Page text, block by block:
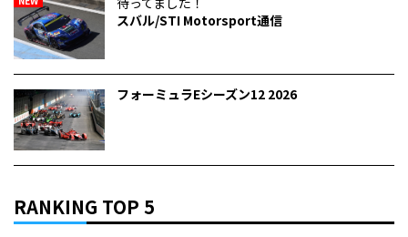
スバル/STI Motorsport通信
フォーミュラEシーズン12 2026
RANKING TOP 5